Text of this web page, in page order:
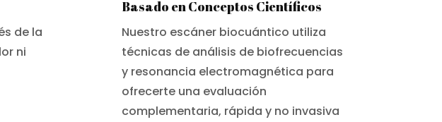
de la
ni
Basado en Conceptos Científicos
Nuestro escáner biocuántico utiliza
técnicas de análisis de biofrecuencias
y resonancia electromagnética para
ofrecerte una evaluación
complementaria, rápida y no invasiva